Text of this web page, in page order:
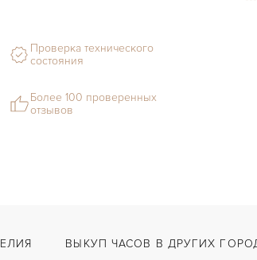
Проверка технического
состояния
Более 100 проверенных
отзывов
ВЫКУП ЧАСОВ В ДРУГИХ